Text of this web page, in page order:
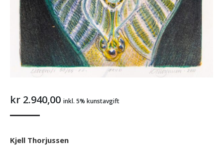
kr 2.940,00 inkl. 5% kunstavgift
Kjell Thorjussen